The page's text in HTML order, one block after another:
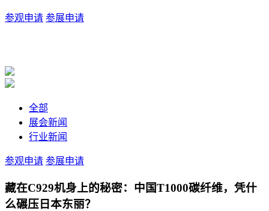
参观申请 参展申请
全部
展会新闻
行业新闻
参观申请 参展申请
藏在C929机身上的秘密：中国T1000碳纤维，凭什
么碾压日本东丽？